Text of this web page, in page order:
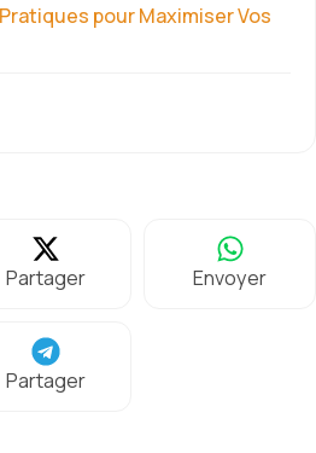
pour Maximiser Vos
Partager Envoyer
Partager